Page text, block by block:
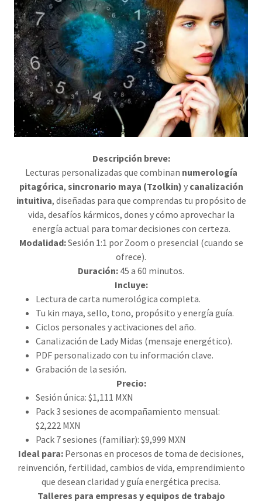
Descripción breve:
Lecturas personalizadas que combinan numerología
pitagórica, sincronario maya (Tzolkin) y canalización
intuitiva, diseñadas para que comprendas tu propósito de
vida, desafíos kármicos, dones y cómo aprovechar la
energía actual para tomar decisiones con certeza.
Modalidad:Sesión 1:1 por Zoom o presencial (cuando se
ofrece).
Duración: 45 a 60 minutos.
Incluye:
Lectura de carta numerológica completa.
Tu kin maya, sello, tono, propósito y energía guía.
Ciclos personales y activaciones del año.
Canalización de Lady Midas (mensaje energético).
PDF personalizado con tu información clave.
Grabación de la sesión.
Precio:
Sesión única: $1,111 MXN
Pack 3 sesiones de acompañamiento mensual:
$2,222 MXN
Pack 7 sesiones (familiar): $9,999 MXN
Ideal para: Personas en procesos de toma de decisiones,
reinvención, fertilidad, cambios de vida, emprendimiento
que desean claridad y guía energética precisa.
Talleres para empresas y equipos de trabajo